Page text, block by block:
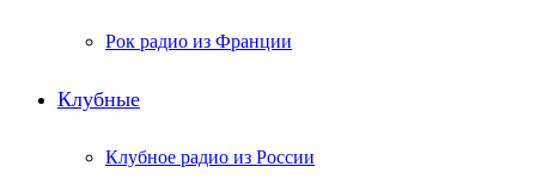
Рок радио из Франции
Клубные
Клубное радио из России